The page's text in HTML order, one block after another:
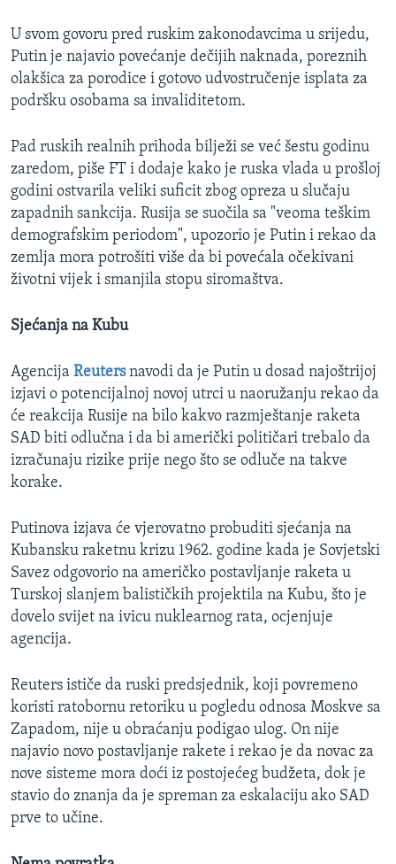
U svom govoru pred ruskim zakonodavcima u srijedu,
Putin je najavio povećanje dečijih naknada, poreznih
olakšica za porodice i gotovo udvostručenje isplata za
podršku osobama sa invaliditetom.
Pad ruskih realnih prihoda bilježi se već šestu godinu
zaredom, piše FT i dodaje kako je ruska vlada u prošloj
godini ostvarila veliki suficit zbog opreza u slučaju
zapadnih sankcija. Rusija se suočila sa "veoma teškim
demografskim periodom", upozorio je Putin i rekao da
zemlja mora potrošiti više da bi povećala očekivani
životni vijek i smanjila stopu siromaštva.
Sjećanja na Kubu
Agencija Reuters navodi da je Putin u dosad najoštrijoj
izjavi o potencijalnoj novoj utrci u naoružanju rekao da
će reakcija Rusije na bilo kakvo razmještanje raketa
SAD biti odlučna i da bi američki političari trebalo da
izračunaju rizike prije nego što se odluče na takve
korake.
Putinova izjava će vjerovatno probuditi sjećanja na
Kubansku raketnu krizu 1962. godine kada je Sovjetski
Savez odgovorio na američko postavljanje raketa u
Turskoj slanjem balističkih projektila na Kubu, što je
dovelo svijet na ivicu nuklearnog rata, ocjenjuje
agencija.
Reuters ističe da ruski predsjednik, koji povremeno
koristi ratobornu retoriku u pogledu odnosa Moskve sa
Zapadom, nije u obraćanju podigao ulog. On nije
najavio novo postavljanje rakete i rekao je da novac za
nove sisteme mora doći iz postojećeg budžeta, dok je
stavio do znanja da je spreman za eskalaciju ako SAD
prve to učine.